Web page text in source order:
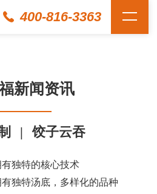
400-816-3363
新闻资讯
| 饺子云吞
有独特的核心技术
独特汤底，多样化的品种